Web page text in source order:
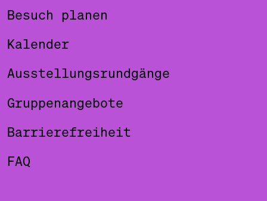
Besuch planen
Kalender
Ausstellungsrundgänge
Gruppenangebote
Barrierefreiheit
FAQ